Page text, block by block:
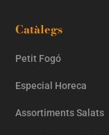
Catàlegs
Petit Fogó
Especial Horeca
Assortiments Salats